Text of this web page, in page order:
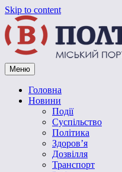
Skip to content
Vpoltave.info
Полтавський портал новин
Меню
Головна
Новини
Події
Суспільство
Політика
Здоров’я
Дозвілля
Транспорт